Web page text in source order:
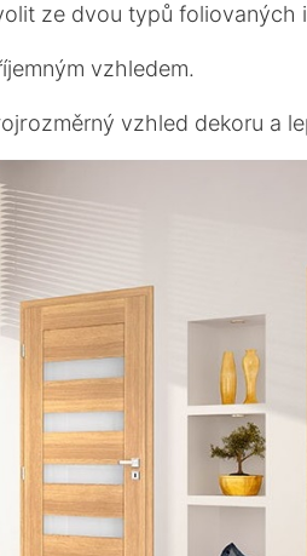
ze dvou typů foliovaných
vzhledem.
vzhled dekoru a